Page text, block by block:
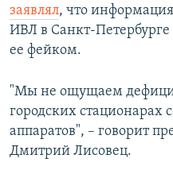
заявлял, что
ИВЛ в Санкт-
ее фейком.
"Мы не ощущаем
городских стационарах
аппаратов", – говорит
Дмитрий Лисовец.